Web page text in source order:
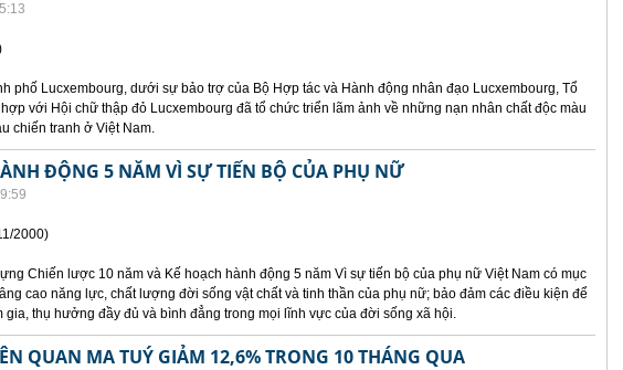
phố Lucxembourg, dưới sự bảo trợ của Bộ Hợp tác và Hành động nhân đạo Lucxembourg, Tổ
với Hội chữ thập đỏ Lucxembourg đã tổ chức triển lãm ảnh về những nạn nhân chất độc màu
chiến tranh ở Việt Nam.
ĐỘNG 5 NĂM VÌ SỰ TIẾN BỘ CỦA PHỤ NỮ
2000)
Chiến lược 10 năm và Kế hoạch hành động 5 năm Vì sự tiến bộ của phụ nữ Việt Nam có mục
cao năng lực, chất lượng đời sống vật chất và tinh thần của phụ nữ; bảo đảm các điều kiện để
gia, thụ hưởng đầy đủ và bình đẳng trong mọi lĩnh vực của đời sống xã hội.
QUAN MA TUÝ GIẢM 12,6% TRONG 10 THÁNG QUA